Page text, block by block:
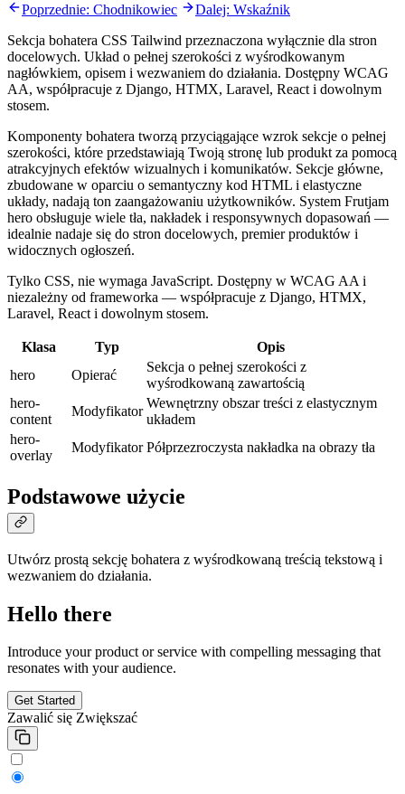
Poprzednie: Chodnikowiec
Dalej: Wskaźnik
Sekcja bohatera CSS Tailwind przeznaczona wyłącznie dla stron
docelowych. Układ o pełnej szerokości z wyśrodkowanym
nagłówkiem, opisem i wezwaniem do działania. Dostępny WCAG
AA, współpracuje z Django, HTMX, Laravel, React i dowolnym
stosem.
Komponenty bohatera tworzą przyciągające wzrok sekcje o pełnej
szerokości, które przedstawiają Twoją stronę lub produkt za pomocą
atrakcyjnych efektów wizualnych i komunikatów. Sekcje główne,
zbudowane w oparciu o semantyczny kod HTML i elastyczne
układy, nadają ton zaangażowaniu użytkowników. System Frutjam
hero obsługuje wiele tła, nakładek i responsywnych dopasowań —
idealnie nadaje się do stron docelowych, premier produktów i
widocznych ogłoszeń.
Tylko CSS, nie wymaga JavaScript. Dostępny w WCAG AA i
niezależny od frameworka — współpracuje z Django, HTMX,
Laravel, React i dowolnym stosem.
Klasa Typ
Opis
hero
Opierać
Sekcja o pełnej szerokości z
wyśrodkowaną zawartością
hero-
content
Modyfikator
Wewnętrzny obszar treści z elastycznym
układem
hero-
overlay
Modyfikator Półprzezroczysta nakładka na obrazy tła
Podstawowe użycie
Utwórz prostą sekcję bohatera z wyśrodkowaną treścią tekstową i
wezwaniem do działania.
Hello there
Introduce your product or service with compelling messaging that
resonates with your audience.
Get Started
Zawalić się Zwiększać